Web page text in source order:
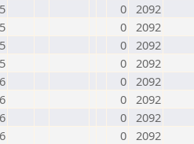
0 2092
0 2092
0 2092
0 2092
0 2092
0 2092
0 2092
0 2092